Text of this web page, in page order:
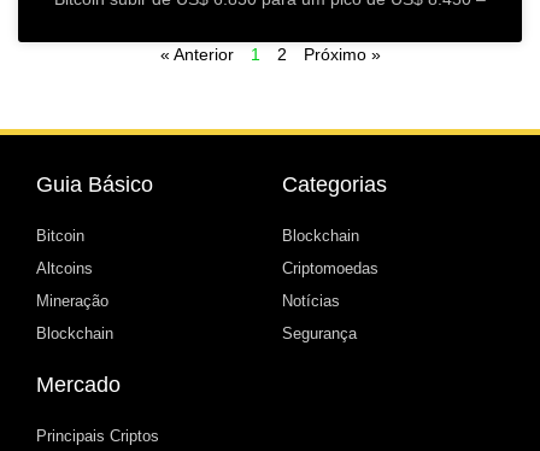
« Anterior 1 2 Próximo »
Guia Básico
Bitcoin
Altcoins
Mineração
Blockchain
Categorias
Blockchain
Criptomoedas
Notícias
Segurança
Mercado
Principais Criptos